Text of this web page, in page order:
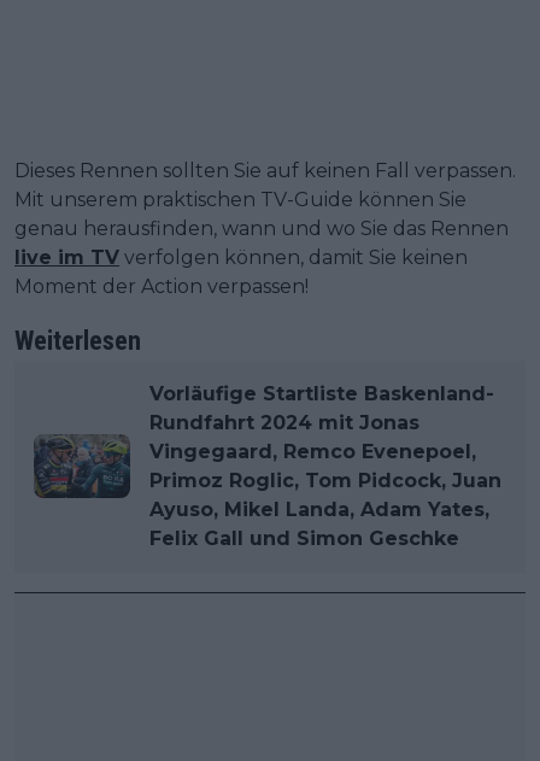
Dieses Rennen sollten Sie auf keinen Fall verpassen.
Mit unserem praktischen TV-Guide können Sie
genau herausfinden, wann und wo Sie das Rennen
live im TV verfolgen können, damit Sie keinen
Moment der Action verpassen!
Weiterlesen
Vorläufige Startliste Baskenland-
Rundfahrt 2024 mit Jonas
Vingegaard, Remco Evenepoel,
Primoz Roglic, Tom Pidcock, Juan
Ayuso, Mikel Landa, Adam Yates,
Felix Gall und Simon Geschke